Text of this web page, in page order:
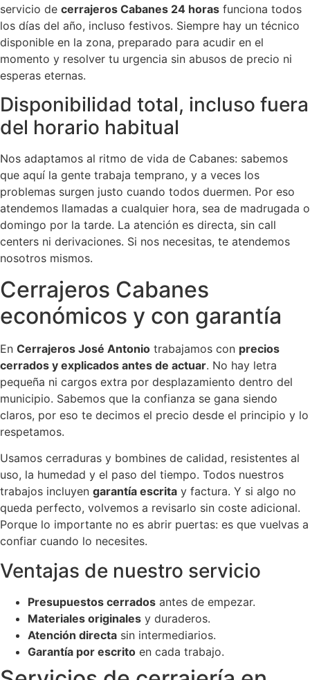
servicio de cerrajeros Cabanes 24 horas funciona todos
los días del año, incluso festivos. Siempre hay un técnico
disponible en la zona, preparado para acudir en el
momento y resolver tu urgencia sin abusos de precio ni
esperas eternas.
Disponibilidad total, incluso fuera
del horario habitual
Nos adaptamos al ritmo de vida de Cabanes: sabemos
que aquí la gente trabaja temprano, y a veces los
problemas surgen justo cuando todos duermen. Por eso
atendemos llamadas a cualquier hora, sea de madrugada o
domingo por la tarde. La atención es directa, sin call
centers ni derivaciones. Si nos necesitas, te atendemos
nosotros mismos.
Cerrajeros Cabanes
económicos y con garantía
En Cerrajeros José Antonio trabajamos con precios
cerrados y explicados antes de actuar. No hay letra
pequeña ni cargos extra por desplazamiento dentro del
municipio. Sabemos que la confianza se gana siendo
claros, por eso te decimos el precio desde el principio y lo
respetamos.
Usamos cerraduras y bombines de calidad, resistentes al
uso, la humedad y el paso del tiempo. Todos nuestros
trabajos incluyen garantía escrita y factura. Y si algo no
queda perfecto, volvemos a revisarlo sin coste adicional.
Porque lo importante no es abrir puertas: es que vuelvas a
confiar cuando lo necesites.
Ventajas de nuestro servicio
Presupuestos cerrados antes de empezar.
Materiales originales y duraderos.
Atención directa sin intermediarios.
Garantía por escrito en cada trabajo.